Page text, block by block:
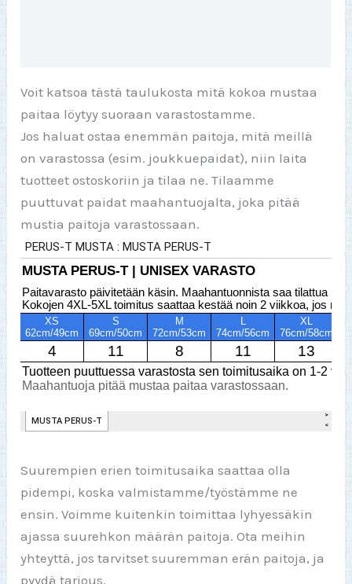
Voit katsoa tästä taulukosta mitä kokoa mustaa
paitaa löytyy suoraan varastostamme.
Jos haluat ostaa enemmän paitoja, mitä meillä
on varastossa (esim. joukkuepaidat), niin laita
tuotteet ostoskoriin ja tilaa ne. Tilaamme
puuttuvat paidat maahantuojalta, joka pitää
mustia paitoja varastossaan.
Suurempien erien toimitusaika saattaa olla
pidempi, koska valmistamme/työstämme ne
ensin. Voimme kuitenkin toimittaa lyhyessäkin
ajassa suurehkon määrän paitoja. Ota meihin
yhteyttä, jos tarvitset suuremman erän paitoja, ja
pyydä tarjous.